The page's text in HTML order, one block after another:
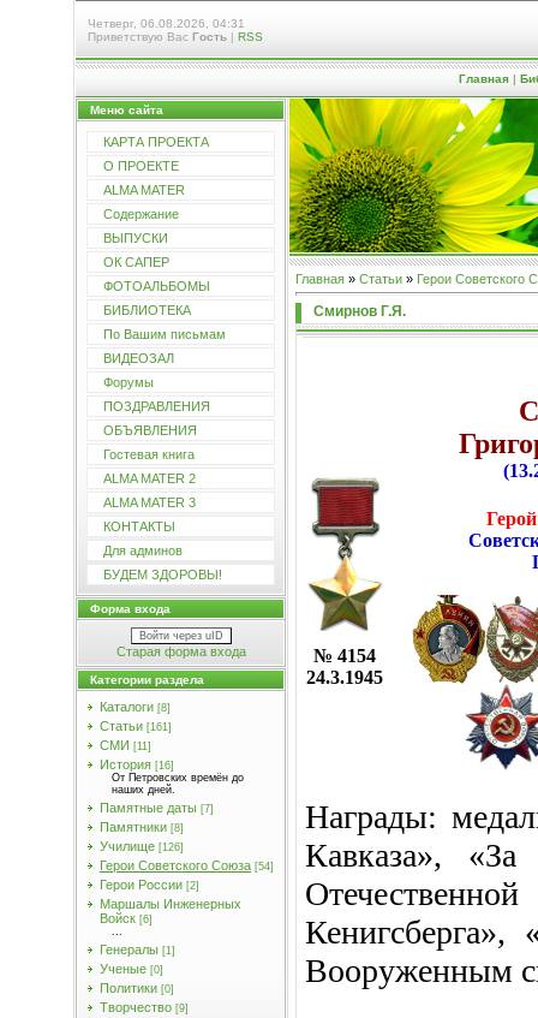
Четверг, 06.08.2026, 04:31
Приветствую Вас Гость | RSS
Главная|
Меню сайта
КАРТА ПРОЕКТА
О ПРОЕКТЕ
ALMA MATER
Содержание
ВЫПУСКИ
ОК САПЕР
ФОТОАЛЬБОМЫ
БИБЛИОТЕКА
По Вашим письмам
ВИДЕОЗАЛ
Форумы
ПОЗДРАВЛЕНИЯ
ОБЪЯВЛЕНИЯ
Гостевая книга
ALMA MATER 2
ALMA MATER 3
КОНТАКТЫ
Для админов
БУДЕМ ЗДОРОВЫ!
Форма входа
Войти через uID
Старая форма входа
Категории раздела
Каталоги [8]
Статьи [161]
СМИ [11]
История [16]
От Петровских времён до
наших дней.
Памятные даты [7]
Памятники [8]
Училищe [126]
Герои Советского Союза [54]
Герои России [2]
Маршалы Инженерных
Войск [6]
...
Генералы [1]
Ученые [0]
Политики [0]
Творчество [9]
Главная » Статьи » Герои Советского
Смирнов Г.Я.
№ 4154
24.3.1945
Награды:
Кавказа»,
Вооруженным